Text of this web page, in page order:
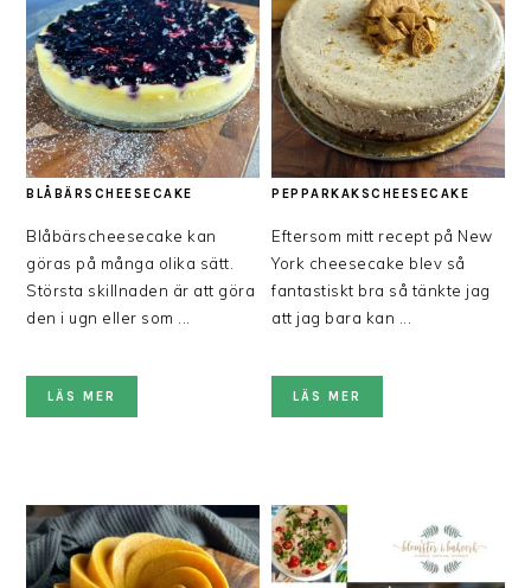
BLÅBÄRSCHEESECAKE
Blåbärscheesecake kan
göras på många olika sätt.
Största skillnaden är att göra
den i ugn eller som ...
LÄS MER
PEPPARKAKSCHEESECAKE
Eftersom mitt recept på New
York cheesecake blev så
fantastiskt bra så tänkte jag
att jag bara kan ...
LÄS MER